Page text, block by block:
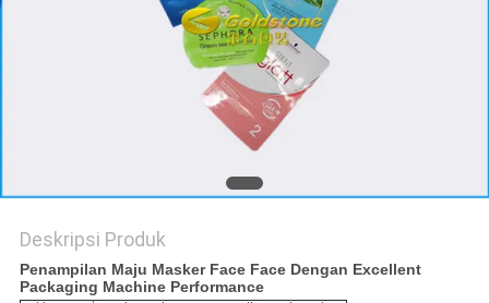
Deskripsi Produk
Penampilan Maju Masker Face Face Dengan Excellent
Packaging Machine Performance